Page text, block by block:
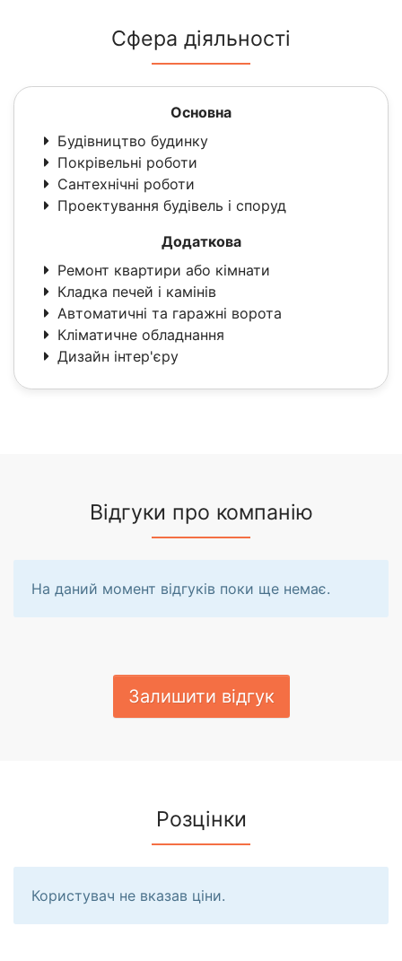
Сфера діяльності
Основна
Будівництво будинку
Покрівельні роботи
Сантехнічні роботи
Проектування будівель і споруд
Додаткова
Ремонт квартири або кімнати
Кладка печей і камінів
Автоматичні та гаражні ворота
Кліматичне обладнання
Дизайн інтер'єру
Відгуки про компанію
На даний момент відгуків поки ще немає.
Залишити відгук
Розцінки
Користувач не вказав ціни.